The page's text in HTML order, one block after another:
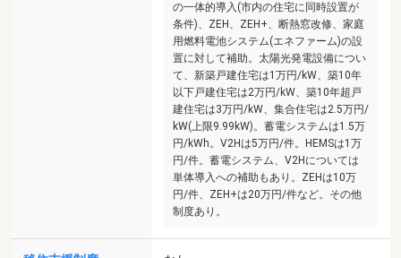
の一体的導入(市内の住宅に同時設置が
条件)、ZEH、ZEH+、断熱窓改修、家庭
用燃料電池システム(エネファーム)の設
置に対して補助。太陽光発電設備につい
て、新築戸建住宅は1万円/kW、築10年
以下戸建住宅は2万円/kW、築10年超戸
建住宅は3万円/kW、集合住宅は2.5万円/
kW(上限9.99kW)。蓄電システムは1.5万
円/kWh。V2Hは5万円/件。HEMSは1万
円/件。蓄電システム、V2Hについては
単体導入への補助もあり。ZEHは10万
円/件、ZEH+は20万円/件など。その他
制度あり。